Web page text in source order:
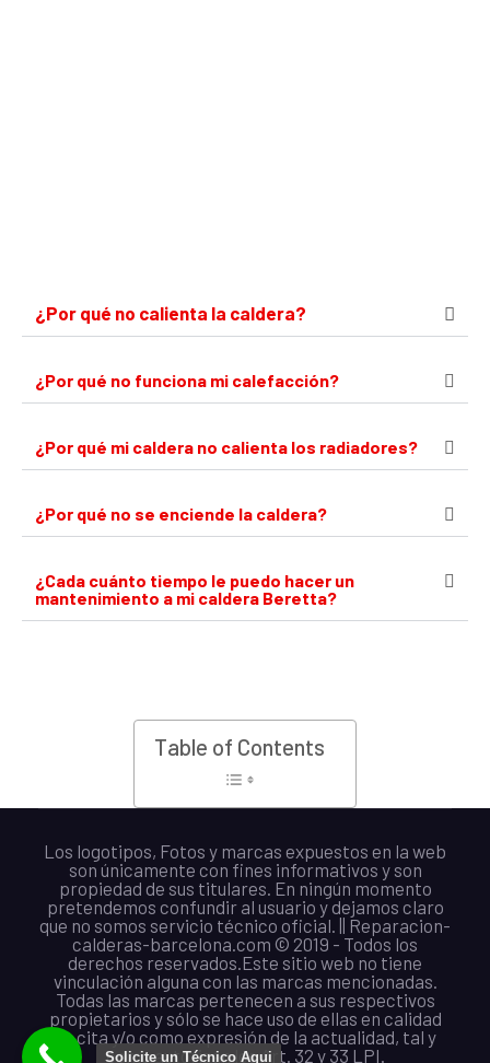
¿Por qué no calienta la caldera?
¿Por qué no funciona mi calefacción?
¿Por qué mi caldera no calienta los radiadores?
¿Por qué no se enciende la caldera?
¿Cada cuánto tiempo le puedo hacer un
mantenimiento a mi caldera Beretta?
Table of Contents
Los logotipos, Fotos y marcas expuestos en la web
son únicamente con fines informativos y son
propiedad de sus titulares. En ningún momento
pretendemos confundir al usuario y dejamos claro
que no somos servicio técnico oficial. || Reparacion-
calderas-barcelona.com © 2019 - Todos los
derechos reservados.Este sitio web no tiene
vinculación alguna con las marcas mencionadas.
Todas las marcas pertenecen a sus respectivos
propietarios y sólo se hace uso de ellas en calidad
de cita y/o como expresión de la actualidad, tal y
como autorizan los Art. 32 y 33 LPI.
Solicite un Técnico Aqui